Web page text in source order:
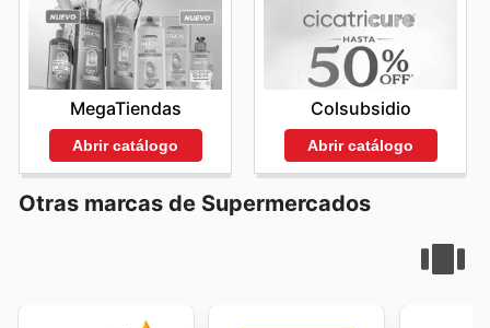
MegaTiendas
Abrir catálogo
Colsubsidio
Abrir catálogo
Otras marcas de Supermercados